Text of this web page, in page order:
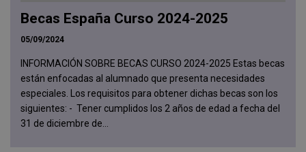
Becas España Curso 2024-2025
05/09/2024
INFORMACIÓN SOBRE BECAS CURSO 2024-2025 Estas becas
están enfocadas al alumnado que presenta necesidades
especiales. Los requisitos para obtener dichas becas son los
siguientes: - Tener cumplidos los 2 años de edad a fecha del
31 de diciembre de...